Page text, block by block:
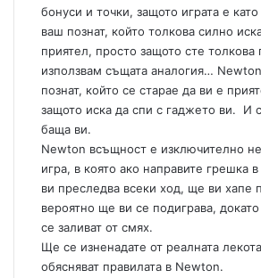
бонуси и точки, защото играта е
ваш познат, който толкова силно
приятел, просто защото сте толкова
използвам същата аналогия…
познат, който се старае да ви е
защото иска да спи с гаджето ви. И
баща ви.
Newton всъщност е изключително
игра, в която ако направите грешка
ви преследва всеки ход, ще ви хапе
вероятно ще ви се подиграва,
се заливат от смях.
Ще се изненадате от реалната
обясняват правилата в Newton.